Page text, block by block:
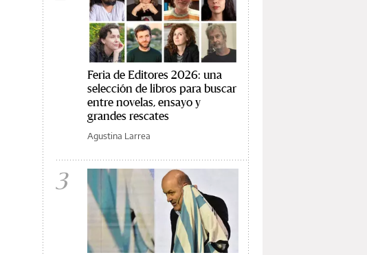
Feria de Editores 2026: una
selección de libros para buscar
entre novelas, ensayo y
grandes rescates
Agustina Larrea
3